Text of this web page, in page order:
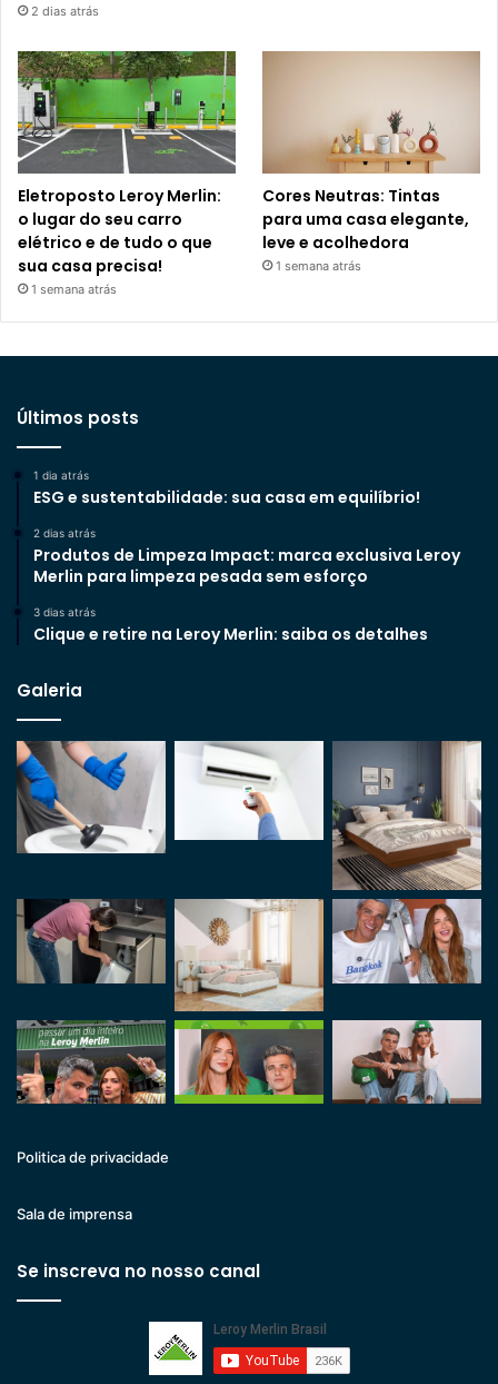
2 dias atrás
Eletroposto Leroy Merlin:
o lugar do seu carro
elétrico e de tudo o que
sua casa precisa!
1 semana atrás
Cores Neutras: Tintas
para uma casa elegante,
leve e acolhedora
1 semana atrás
Últimos posts
1 dia atrás
ESG e sustentabilidade: sua casa em equilíbrio!
2 dias atrás
Produtos de Limpeza Impact: marca exclusiva Leroy
Merlin para limpeza pesada sem esforço
3 dias atrás
Clique e retire na Leroy Merlin: saiba os detalhes
Galeria
Politica de privacidade
Sala de imprensa
Se inscreva no nosso canal